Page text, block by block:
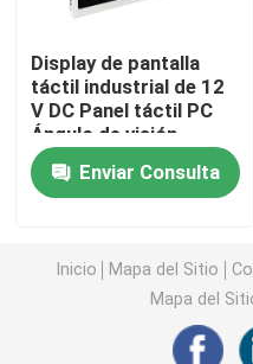
Panel táctil impermeable
exhibición de enlace
Pantalla táctil multi
Módulo de la pantalla
Display de pantalla
táctil industrial de 12
V DC Panel táctil PC
Ángulo de visión
amplio Pantalla HDMI
VGA Enviar Consulta
Inicio Mapa del Sitio
Mapa del